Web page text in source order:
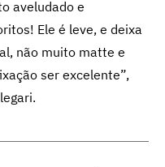
aveludado e
Ele é leve, e deixa
não muito matte e
ser excelente”,